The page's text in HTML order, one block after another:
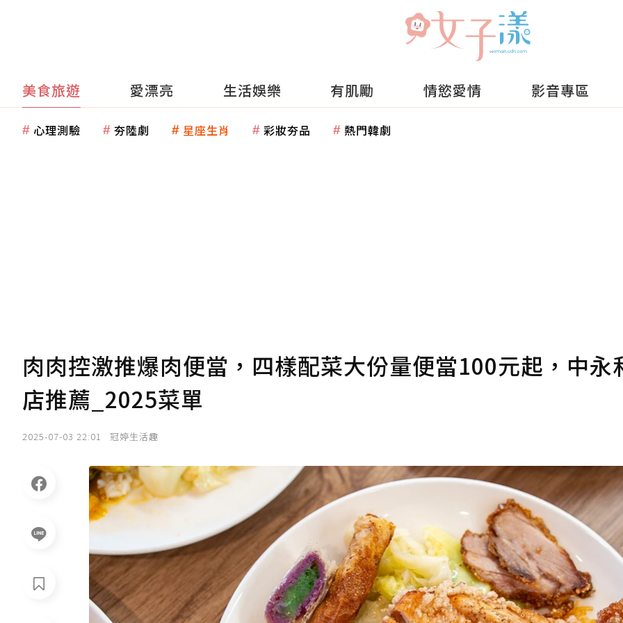
美食旅遊 愛漂亮 生活娛樂 有肌勵 情慾愛情 影音專區
心理測驗 夯陸劇 星座生肖 彩妝夯品 熱門韓劇
肉肉控激推爆肉便當，四樣配菜大份量便當100元起，中永
店推薦_2025菜單
2025-07-03 22:01 冠婷生活趣